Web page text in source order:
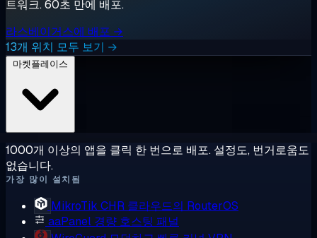
트워크. 60초 만에 배포.
라스베이거스에 배포 →
13개 위치 모두 보기 →
1000개 이상의 앱을 클릭 한 번으로 배포. 설정도, 번거로움도
없습니다.
가장 많이 설치됨
MikroTik CHR 클라우드의 RouterOS
aaPanel 경량 호스팅 패널